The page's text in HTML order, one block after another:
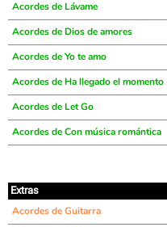
Acordes de Lávame
Acordes de Dios de amores
Acordes de Yo te amo
Acordes de Ha llegado el momento
Acordes de Let Go
Acordes de Con música romántica
Extras
Acordes de Guitarra